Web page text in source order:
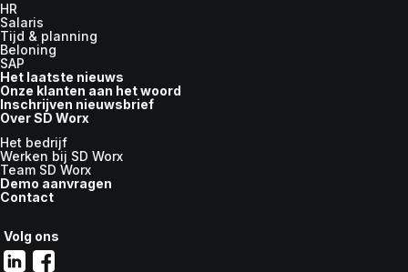
HR
Salaris
Tijd & planning
Beloning
SAP
Het laatste nieuws
Onze klanten aan het woord
Inschrijven nieuwsbrief
Over SD Worx
Het bedrijf
Werken bij SD Worx
Team SD Worx
Demo aanvragen
Contact
Volg ons